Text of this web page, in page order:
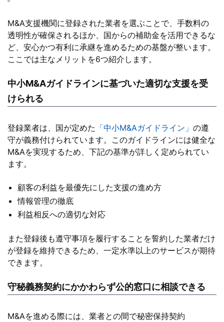
M&A支援機関に登録された業者を選ぶことで、手数料の
透明性が確保されるほか、国からの補助金を活用できるな
ど、安心かつ有利に承継を進めるための基盤が整います。
ここでは主なメリットを6つ紹介します。
中小M&Aガイドラインに基づいた適切な支援を受
けられる
登録業者は、国が定めた 「中小M&Aガイドライン」 の遵
守が義務付けられています。このガイドラインには健全な
M&Aを実現するため、下記の基準が詳しく定められてい
ます。
顧客の利益を最優先にした支援の進め方
情報管理の徹底
利益相反への適切な対応
また登録後も遵守事項を履行することを誓約した業者だけ
が登録を維持できるため、一定水準以上のサービスが期待
できます。
守秘義務契約にかかわらず公的窓口に相談できる
M&Aを進める際には、業者との間で秘密保持契約